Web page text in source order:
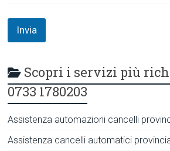
Invia
Scopri i servizi più
0733 1780203
Assistenza automazioni cancelli
Assistenza cancelli automatici